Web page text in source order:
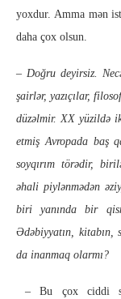
yoxdur. Amma mən
daha çox olsun.
– Doğru deyirsiz.
şairlər, yazıçılar,
düzəlmir. XX yüzildə
etmiş Avropada baş
soyqırım törədir,
əhali piylənmədən
biri yanında bir
Ədəbiyyatın, kitabın,
da inanmaq olarmı?
– Bu çox ciddi